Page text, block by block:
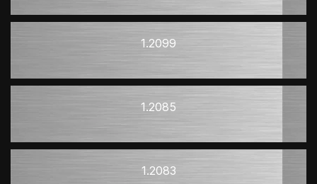
1.2099
1.2085
1.2083